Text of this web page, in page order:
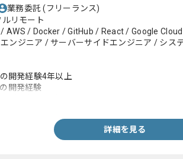
業務委託(フリーランス)
リモート
AWS / Docker / GitHub / React / Google
ンジニア / サーバーサイドエンジニア / シス
開発経験4年以上
開発経験
詳細を見る